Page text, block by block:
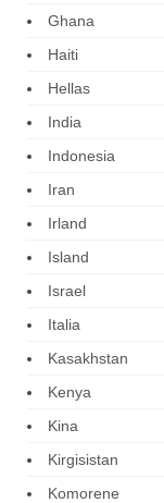
Ghana
Haiti
Hellas
India
Indonesia
Iran
Irland
Island
Israel
Italia
Kasakhstan
Kenya
Kina
Kirgisistan
Komorene